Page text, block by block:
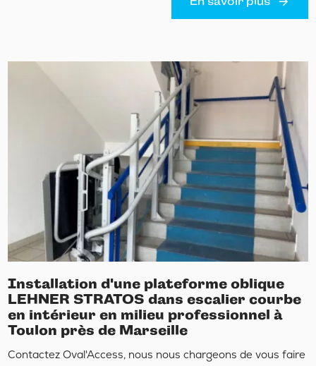
Installation d'une plateforme oblique
LEHNER STRATOS dans escalier courbe
en intérieur en milieu professionnel à
Toulon près de Marseille
Contactez Oval'Access, nous nous chargeons de vous faire